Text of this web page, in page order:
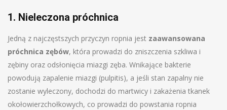
1. Nieleczona próchnica
Jedną z najczęstszych przyczyn ropnia jest zaawansowana
próchnica zębów, która prowadzi do zniszczenia szkliwa i
zębiny oraz odsłonięcia miazgi zęba. Wnikające bakterie
powodują zapalenie miazgi (pulpitis), a jeśli stan zapalny nie
zostanie wyleczony, dochodzi do martwicy i zakażenia tkanek
okołowierzchołkowych, co prowadzi do powstania ropnia